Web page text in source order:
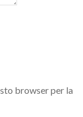
browser per la